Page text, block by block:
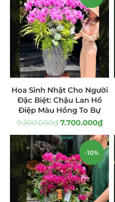
Quà Tặng Sếp
Quà Tết
Quà Tặng 20 11
Sen Đá DECOR
Bình Hoa Sen Đá
Bó Hoa Sen Đá
Hoa Cưới Sen Đá
Hoa Khai Trương Sen Đá
Hoa Sinh Nhật Sen Đá
Hoa Sinh Nhật Cho Người
Đặc Biệt: Chậu Lan Hồ
Điệp Màu Hồng To Bự
9.300.000₫ 7.700.000₫
-10%